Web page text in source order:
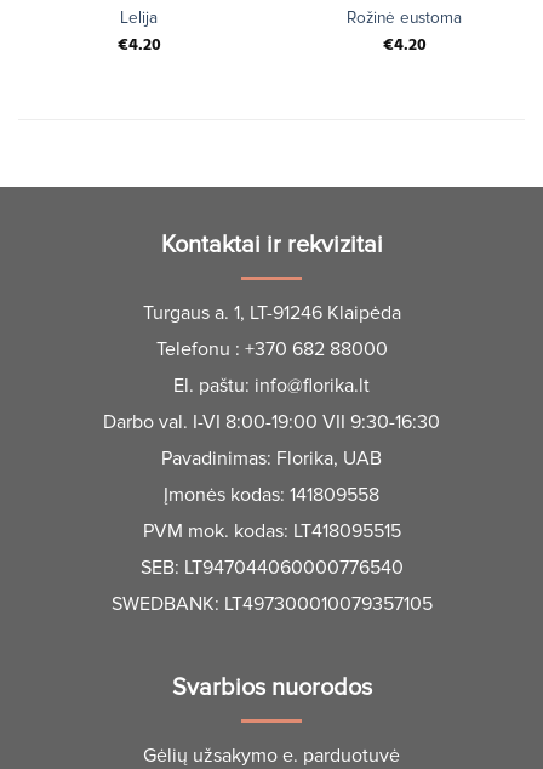
Lelija
€4.20
Rožinė eustoma
€4.20
Kontaktai ir rekvizitai
Turgaus a. 1, LT-91246 Klaipėda
Telefonu : +370 682 88000
El. paštu: info@florika.lt
Darbo val. I-VI 8:00-19:00 VII 9:30-16:30
Pavadinimas: Florika, UAB
Įmonės kodas: 141809558
PVM mok. kodas: LT418095515
SEB: LT947044060000776540
SWEDBANK: LT497300010079357105
Svarbios nuorodos
Gėlių užsakymo e. parduotuvė